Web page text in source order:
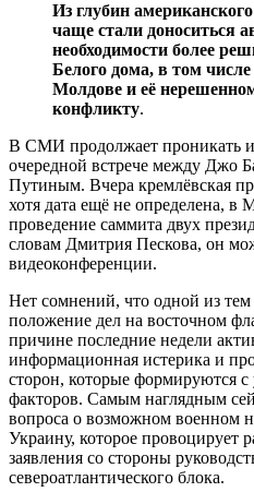
Из глубин
чаще стали доноситься
необходимости более
Белого дома, в том
Молдове и её
конфликту.
В СМИ продолжает проникать
очередной встрече между Джо
Путиным. Вчера кремлёвская
хотя дата ещё не определена, в
проведение саммита двух
словам Дмитрия Пескова, он
видеоконференции.
Нет сомнений, что одной из тем
положение дел на восточном
причине последние недели
информационная истерика и
сторон, которые формируются с
факторов. Самым наглядным
вопроса о возможном военном
Украину, которое провоцирует
заявления со стороны
североатлантического блока.